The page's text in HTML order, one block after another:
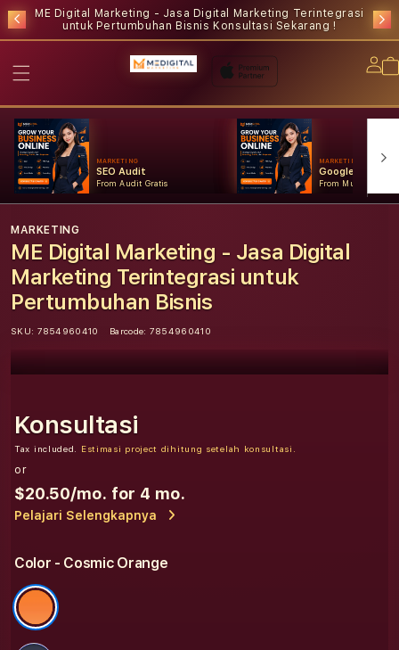
ME Digital Marketing - Jasa Digital Marketing Terintegrasi
untuk Pertumbuhan Bisnis Konsultasi Sekarang !
MARKETING
SEO Audit
From Audit Gratis
MARKETING
Google Ads
From Mulai
MARKETING
ME Digital Marketing - Jasa Digital
Marketing Terintegrasi untuk
Pertumbuhan Bisnis
SKU: 7854960410 Barcode: 7854960410
Konsultasi
Tax included. Estimasi project dihitung setelah konsultasi.
or
$20.50/mo. for 4 mo.
Pelajari Selengkapnya
Color - Cosmic Orange